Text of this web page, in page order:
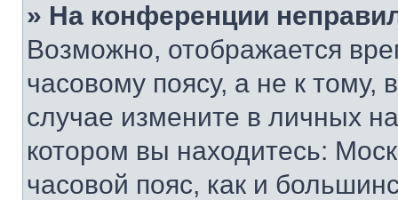
» На конференции
Возможно, отображается
часовому поясу, а не к тому,
случае измените в личных
котором вы находитесь:
часовой пояс, как и